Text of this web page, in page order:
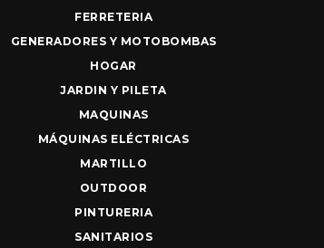
FERRETERIA
GENERADORES Y MOTOBOMBAS
HOGAR
JARDIN Y PILETA
MAQUINAS
MÁQUINAS ELÉCTRICAS
MARTILLO
OUTDOOR
PINTURERIA
SANITARIOS